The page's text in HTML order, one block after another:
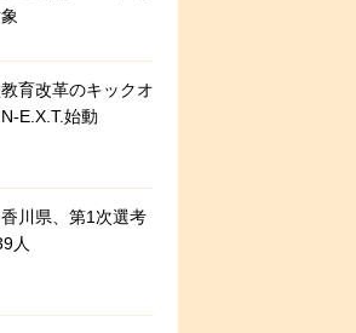
育改革のキックオ
E.X.T.始動
香川県、第1次選考
人